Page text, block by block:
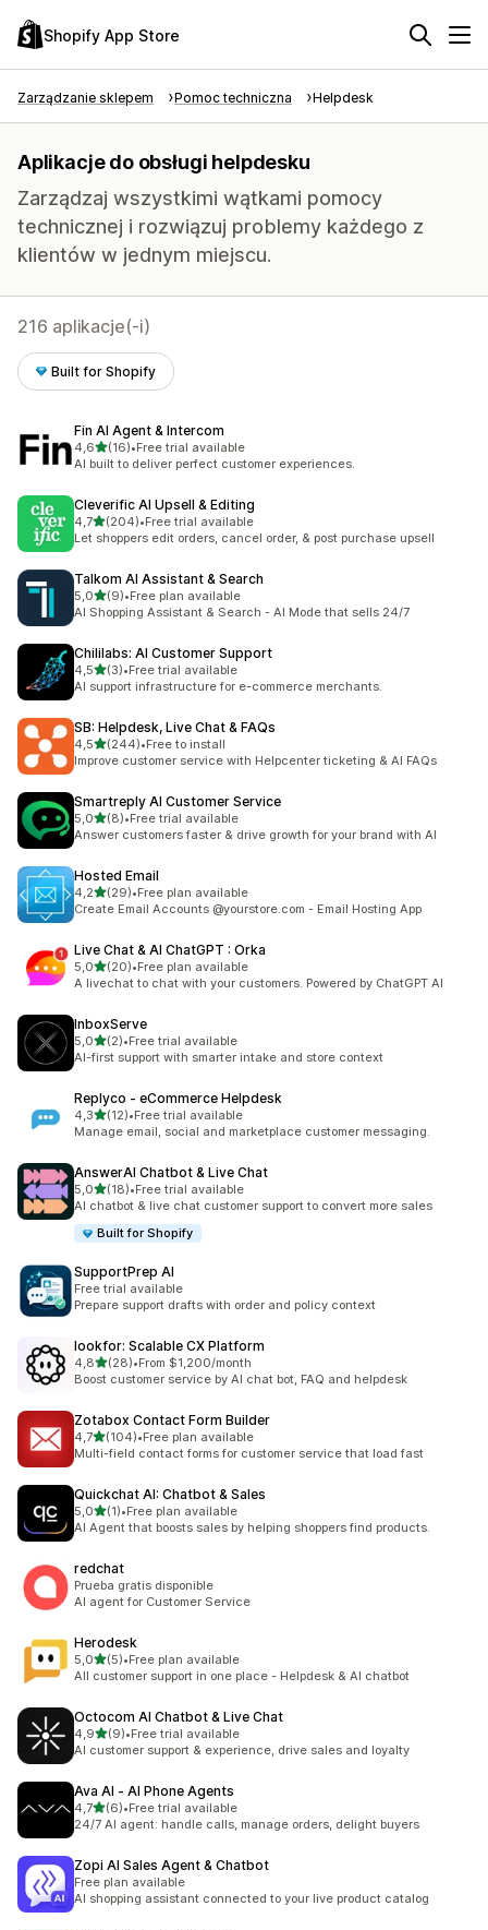
Shopify App Store
Zarządzanie sklepem Pomoc techniczna Helpdesk
Aplikacje do obsługi helpdesku
Zarządzaj wszystkimi wątkami pomocy
technicznej i rozwiązuj problemy każdego z
klientów w jednym miejscu.
216 aplikacje(-i)
Built for Shopify
Fin AI Agent & Intercom
4,6na 5 gwiazdek
(16)
Łączna liczba recenzji: 16
•Free trial available
AI built to deliver perfect customer experiences.
Cleverific AI Upsell & Editing
4,7na 5 gwiazdek
(204)
Łączna liczba recenzji: 204
•Free trial available
Let shoppers edit orders, cancel order, & post purchase upsell
Talkom AI Assistant & Search
5,0na 5 gwiazdek
(9)
Łączna liczba recenzji: 9
•Free plan available
AI Shopping Assistant & Search - AI Mode that sells 24/7
Chililabs: AI Customer Support
4,5na 5 gwiazdek
(3)
Łączna liczba recenzji: 3
•Free trial available
AI support infrastructure for e-commerce merchants.
SB: Helpdesk, Live Chat & FAQs
4,5na 5 gwiazdek
(244)
Łączna liczba recenzji: 244
•Free to install
Improve customer service with Helpcenter ticketing & AI FAQs
Smartreply AI Customer Service
5,0na 5 gwiazdek
(8)
Łączna liczba recenzji: 8
•Free trial available
Answer customers faster & drive growth for your brand with AI
Hosted Email
4,2na 5 gwiazdek
(29)
Łączna liczba recenzji: 29
•Free plan available
Create Email Accounts @yourstore.com - Email Hosting App
Live Chat & AI ChatGPT : Orka
5,0na 5 gwiazdek
(20)
Łączna liczba recenzji: 20
•Free plan available
A livechat to chat with your customers. Powered by ChatGPT AI
InboxServe
5,0na 5 gwiazdek
(2)
Łączna liczba recenzji: 2
•Free trial available
AI-first support with smarter intake and store context
Replyco ‑ eCommerce Helpdesk
4,3na 5 gwiazdek
(12)
Łączna liczba recenzji: 12
•Free trial available
Manage email, social and marketplace customer messaging.
AnswerAI Chatbot & Live Chat
5,0na 5 gwiazdek
(18)
Łączna liczba recenzji: 18
•Free trial available
AI chatbot & live chat customer support to convert more sales
Built for Shopify
SupportPrep AI
Free trial available
Prepare support drafts with order and policy context
lookfor: Scalable CX Platform
4,8na 5 gwiazdek
(28)
Łączna liczba recenzji: 28
•From $1,200/month
Boost customer service by AI chat bot, FAQ and helpdesk
Zotabox Contact Form Builder
4,7na 5 gwiazdek
(104)
Łączna liczba recenzji: 104
•Free plan available
Multi-field contact forms for customer service that load fast
Quickchat AI: Chatbot & Sales
5,0na 5 gwiazdek
(1)
Łączna liczba recenzji: 1
•Free plan available
AI Agent that boosts sales by helping shoppers find products.
redchat
Prueba gratis disponible
AI agent for Customer Service
Herodesk
5,0na 5 gwiazdek
(5)
Łączna liczba recenzji: 5
•Free plan available
All customer support in one place - Helpdesk & AI chatbot
Octocom AI Chatbot & Live Chat
4,9na 5 gwiazdek
(9)
Łączna liczba recenzji: 9
•Free trial available
AI customer support & experience, drive sales and loyalty
Ava AI ‑ AI Phone Agents
4,7na 5 gwiazdek
(6)
Łączna liczba recenzji: 6
•Free trial available
24/7 AI agent: handle calls, manage orders, delight buyers
Zopi AI Sales Agent & Chatbot
Free plan available
AI shopping assistant connected to your live product catalog